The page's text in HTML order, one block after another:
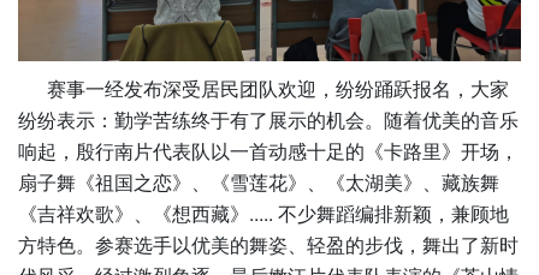
赛事一经发布深受居民团队欢迎，纷纷踊跃报名，大家
纷纷表示：勤学苦练终于有了展示的机会。随着优美的音乐
响起，殷行南片代表队以一首动感十足的《卡路里》开场，
扇子舞《祖国之恋》、《雪莲花》、《太湖美》、藏族舞
《吉祥欢歌》、《想西藏》..... 不少舞蹈编排新颖，兼顾地
方特色。参赛选手以优美的舞姿、轻盈的步伐，舞出了新时